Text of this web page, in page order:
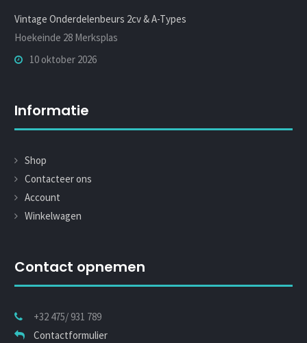
Vintage Onderdelenbeurs 2cv & A-Types
Hoekeinde 28 Merksplas
10 oktober 2026
Informatie
Shop
Contacteer ons
Account
Winkelwagen
Contact opnemen
+32 475/ 931 789
Contactformulier